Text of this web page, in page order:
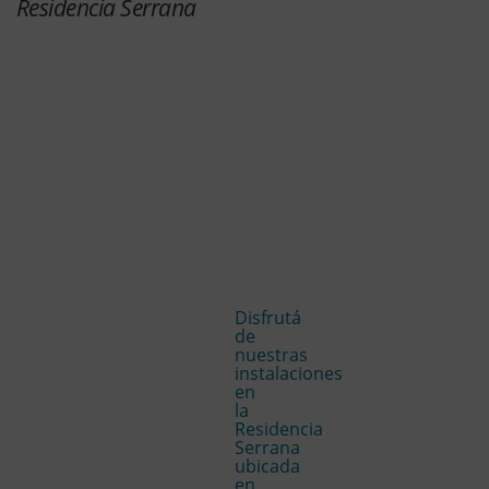
Residencia Serrana
Disfrutá
de
nuestras
instalaciones
en
la
Residencia
Serrana
ubicada